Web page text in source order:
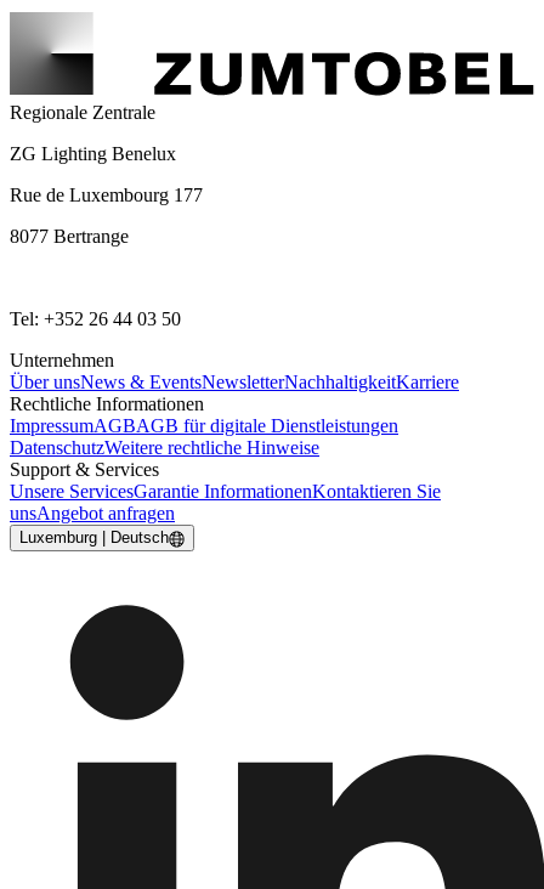
Regionale Zentrale
ZG Lighting Benelux
Rue de Luxembourg 177
8077 Bertrange
Tel: +352 26 44 03 50
Unternehmen
Über unsNews & EventsNewsletterNachhaltigkeitKarriere
Rechtliche Informationen
ImpressumAGBAGB für digitale Dienstleistungen
DatenschutzWeitere rechtliche Hinweise
Support & Services
Unsere ServicesGarantie InformationenKontaktieren Sie
unsAngebot anfragen
Luxemburg | Deutsch